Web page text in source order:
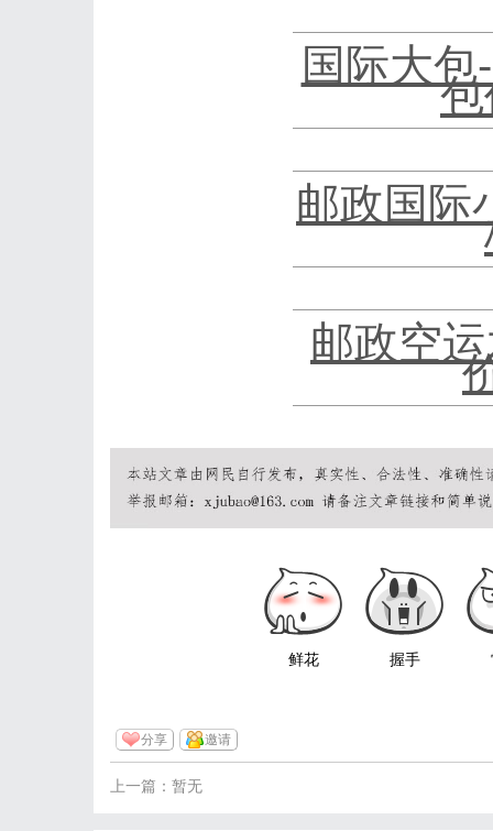
国际大
邮政国际
邮政空
鲜花 握手
分享 邀请
上一篇：暂无